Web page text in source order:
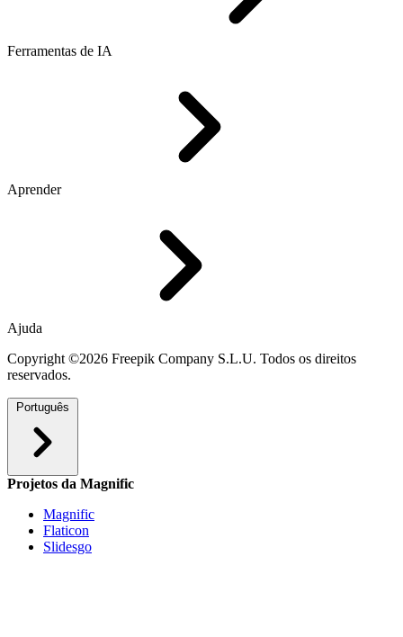
Ferramentas de IA
Aprender
Ajuda
Copyright ©2026 Freepik Company S.L.U. Todos os direitos
reservados.
Português
Projetos da Magnific
Magnific
Flaticon
Slidesgo